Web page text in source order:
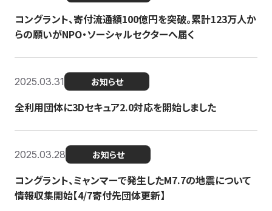
コングラント、寄付流通額100億円を突破。累計123万人か
らの願いがNPO・ソーシャルセクターへ届く
2025.03.31 お知らせ
全利用団体に3Dセキュア2.0対応を開始しました
2025.03.28 お知らせ
コングラント、ミャンマーで発生したM7.7の地震について
情報収集開始【4/7寄付先団体更新】